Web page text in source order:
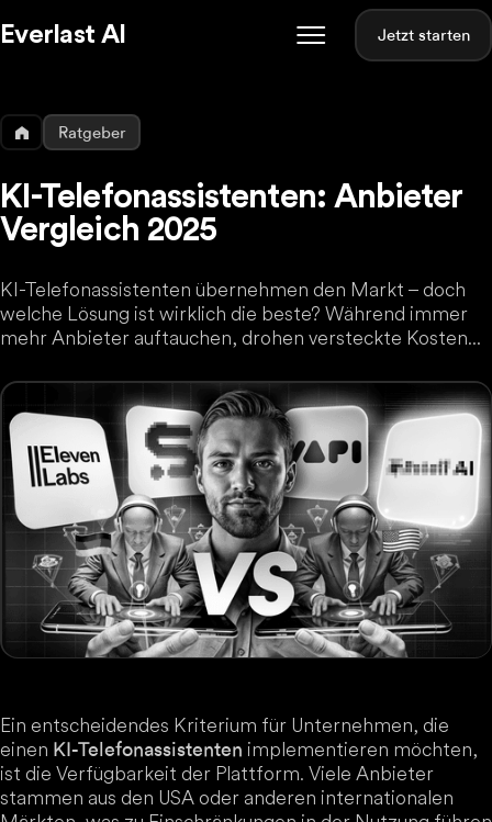
Everlast AI Jetzt starten
Ratgeber
KI-Telefonassistenten: Anbieter
Vergleich 2025
KI-Telefonassistenten übernehmen den Markt – doch
welche Lösung ist wirklich die beste? Während immer
mehr Anbieter auftauchen, drohen versteckte Kosten...
Ein entscheidendes Kriterium für Unternehmen, die
einen KI-Telefonassistenten implementieren möchten,
ist die Verfügbarkeit der Plattform. Viele Anbieter
stammen aus den USA oder anderen internationalen